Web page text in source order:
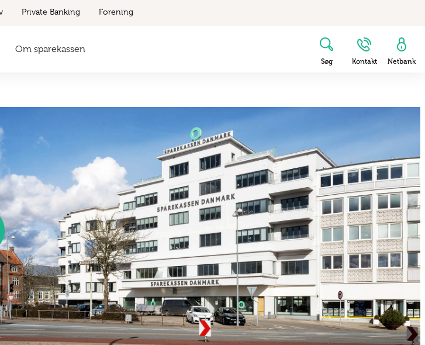
Private Banking Forening
Om sparekassen
Søg Kontakt Netbank